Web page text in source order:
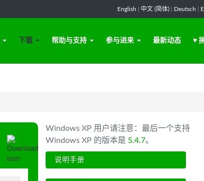
English 中文 (简体) Deutsch
下载 帮助与支持 参与进来 最新动态 ♥
Windows XP 用户请注意：最后一个支持
Windows XP 的版本是 5.4.7。
说明手册